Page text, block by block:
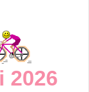
2026